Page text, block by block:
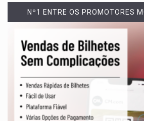
Nº1 ENTRE OS PROMOTORES